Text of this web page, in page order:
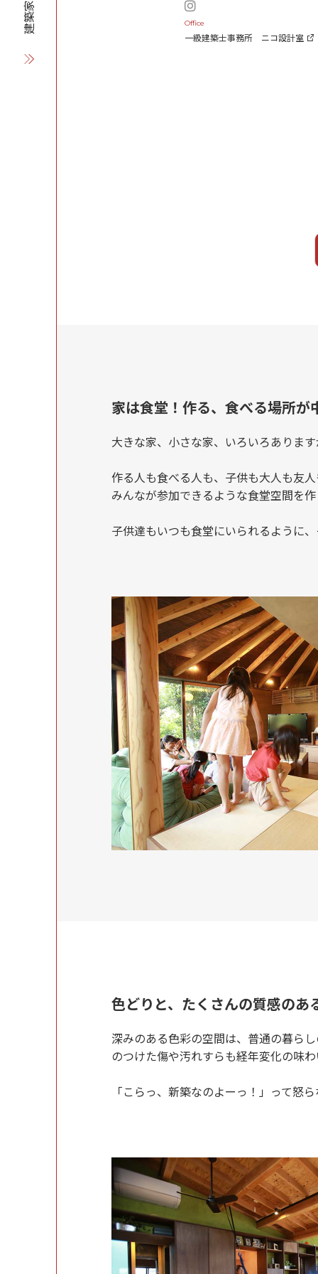
Office
一級建築士事務所 ニコ設計室
家は食堂！作る、食べる場所が
大きな家、小さな家、いろいろありま
作る人も食べる人も、子供も大人も友
みんなが参加できるような食堂空間を
子供達もいつも食堂にいられるように
色どりと、たくさんの質感のあ
深みのある色彩の空間は、普通の暮ら
のつけた傷や汚れすらも経年変化の味
「こらっ、新築なのよーっ！」って怒